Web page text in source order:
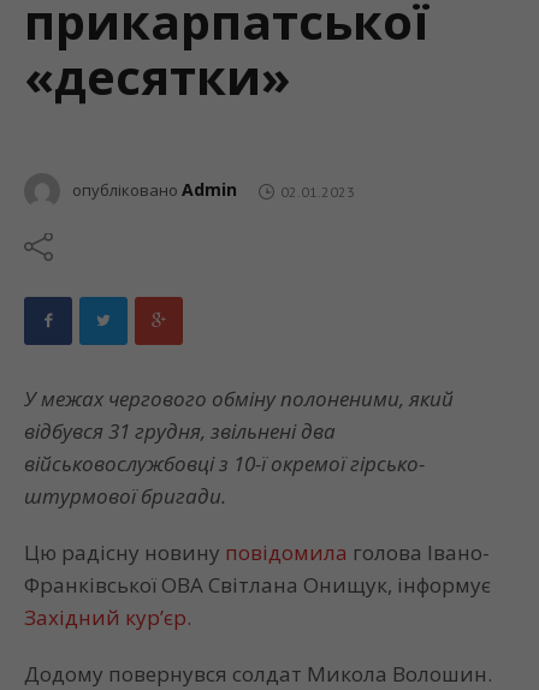
прикарпатської
«десятки»
опубліковано Admin 02.01.2023
У межах чергового обміну полоненими, який
відбувся 31 грудня, звільнені два
військовослужбовці з 10-ї окремої гірсько-
штурмової бригади.
Цю радісну новину повідомила голова Івано-
Франківської ОВА Світлана Онищук, інформує
Західний кур’єр.
Додому повернувся солдат Микола Волошин.